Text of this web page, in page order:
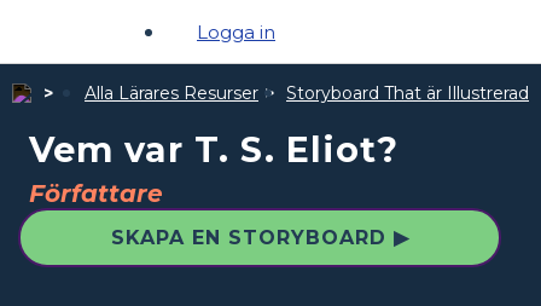
Logga in
Alla Lärares Resurser Storyboard That är
Vem var T. S. Eliot?
Författare
SKAPA EN STORYBOARD ▶